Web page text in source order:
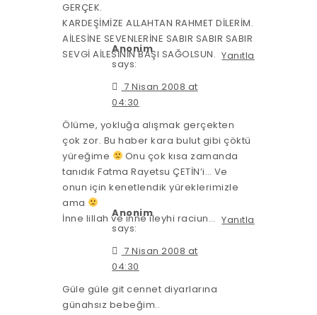
GERÇEK.
KARDEŞİMİZE ALLAHTAN RAHMET DİLERİM.
AİLESİNE SEVENLERİNE SABIR SABIR SABIR
SEVGİ AİLESİNİN BAŞI SAĞOLSUN. Yanıtla
Anonim
says:
7 Nisan 2008 at
04:30
Ölüme, yokluğa alışmak gerçekten
çok zor. Bu haber kara bulut gibi çöktü
yüreğime
Onu çok kısa zamanda
tanıdık Fatma Rayetsu ÇETİN’i… Ve
onun için kenetlendik yüreklerimizle
ama
İnne lillah ve inne ileyhi raciun… Yanıtla
Anonim
says:
7 Nisan 2008 at
04:30
Güle güle git cennet diyarlarına
günahsız bebeğim..